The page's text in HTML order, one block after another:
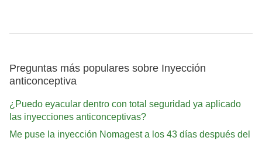
Preguntas más populares sobre Inyección
anticonceptiva
¿Puedo eyacular dentro con total seguridad ya aplicado
las inyecciones anticonceptivas?
Me puse la inyección Nomagest a los 43 días después del